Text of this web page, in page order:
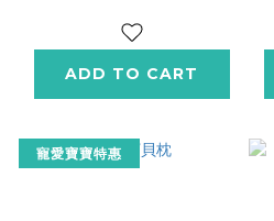
ADD TO CART
寵愛寶寶特惠